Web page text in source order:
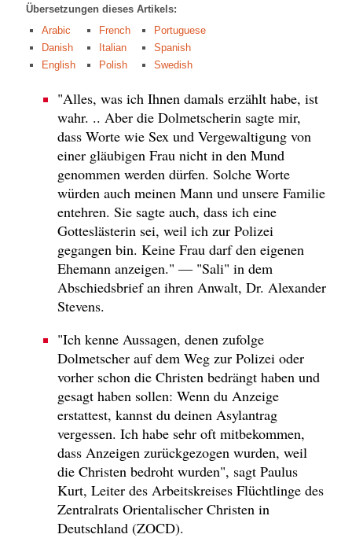
Übersetzungen dieses Artikels:
Arabic
Danish
English
French
Italian
Polish
Portuguese
Spanish
Swedish
"Alles, was ich Ihnen damals erzählt habe, ist
wahr. .. Aber die Dolmetscherin sagte mir,
dass Worte wie Sex und Vergewaltigung von
einer gläubigen Frau nicht in den Mund
genommen werden dürfen. Solche Worte
würden auch meinen Mann und unsere Familie
entehren. Sie sagte auch, dass ich eine
Gotteslästerin sei, weil ich zur Polizei
gegangen bin. Keine Frau darf den eigenen
Ehemann anzeigen." — "Sali" in dem
Abschiedsbrief an ihren Anwalt, Dr. Alexander
Stevens.
"Ich kenne Aussagen, denen zufolge
Dolmetscher auf dem Weg zur Polizei oder
vorher schon die Christen bedrängt haben und
gesagt haben sollen: Wenn du Anzeige
erstattest, kannst du deinen Asylantrag
vergessen. Ich habe sehr oft mitbekommen,
dass Anzeigen zurückgezogen wurden, weil
die Christen bedroht wurden", sagt Paulus
Kurt, Leiter des Arbeitskreises Flüchtlinge des
Zentralrats Orientalischer Christen in
Deutschland (ZOCD).